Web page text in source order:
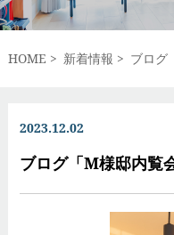
HOME 新着情報 ブログ
2023.12.02
ブログ「M様邸内覧